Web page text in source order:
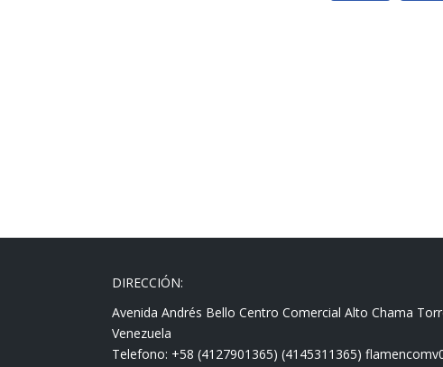
DIRECCIÓN:
Avenida Andrés Bello Centro Comercial Alto Chama
Venezuela
Telefono: +58 (4127901365) (4145311365)